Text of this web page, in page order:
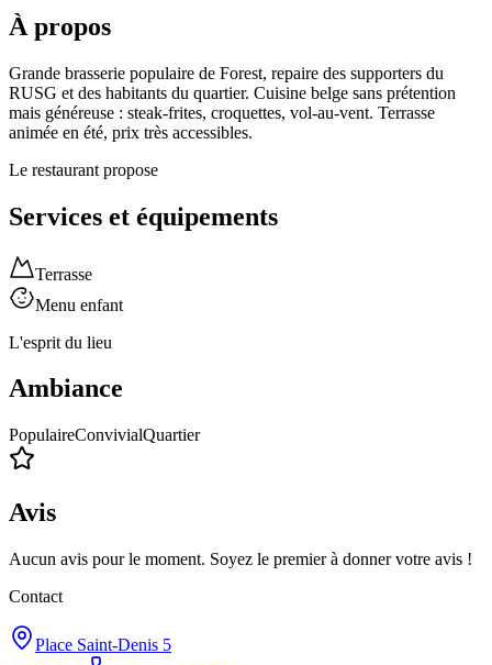
À propos
Grande brasserie populaire de Forest, repaire des supporters du
RUSG et des habitants du quartier. Cuisine belge sans prétention
mais généreuse : steak-frites, croquettes, vol-au-vent. Terrasse
animée en été, prix très accessibles.
Le restaurant propose
Services et équipements
Terrasse
Menu enfant
L'esprit du lieu
Ambiance
PopulaireConvivialQuartier
Avis
Aucun avis pour le moment. Soyez le premier à donner votre avis !
Contact
Place Saint-Denis 5